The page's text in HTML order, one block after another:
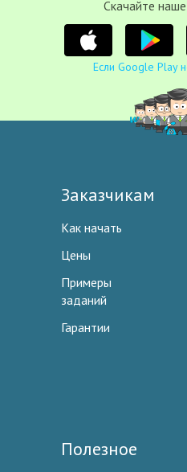
Cкачайте
Если Google Play
Заказчикам
Как начать
Цены
Примеры
заданий
Гарантии
Полезное